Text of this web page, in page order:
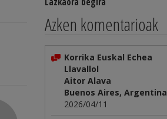
Azken komentarioak
Korrika Euskal Echea
Llavallol
Aitor Alava
Buenos Aires, Argentina
2026/04/11